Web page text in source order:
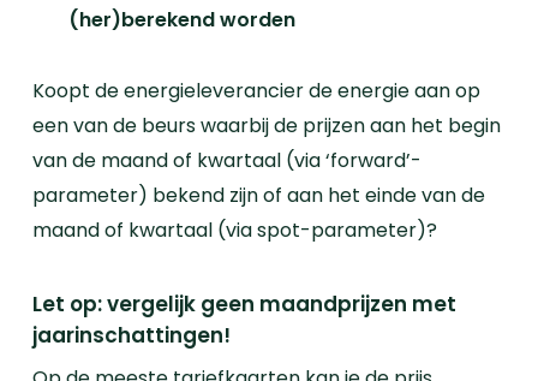
(her)berekend worden
Koopt de energieleverancier de energie aan op
een van de beurs waarbij de prijzen aan het begin
van de maand of kwartaal (via ‘forward’-
parameter) bekend zijn of aan het einde van de
maand of kwartaal (via spot-parameter)?
Let op: vergelijk geen maandprijzen met
jaarinschattingen!